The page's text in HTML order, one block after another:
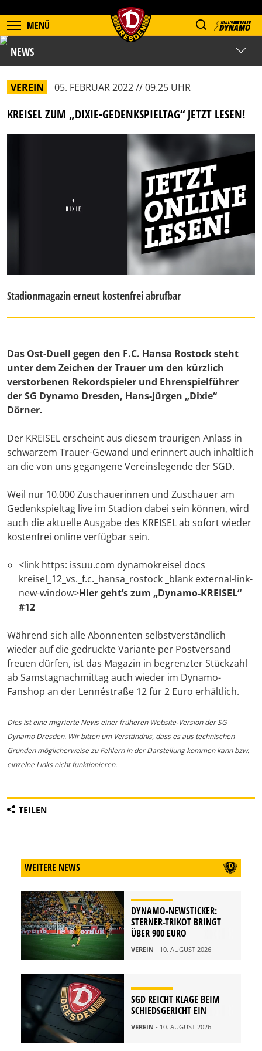
MENÜ
NEWS
VEREIN 05. FEBRUAR 2022 // 09.25 UHR
KREISEL ZUM „DIXIE-GEDENKSPIELTAG“ JETZT LESEN!
Stadionmagazin erneut kostenfrei abrufbar
Das Ost-Duell gegen den F.C. Hansa Rostock steht
unter dem Zeichen der Trauer um den kürzlich
verstorbenen Rekordspieler und Ehrenspielführer
der SG Dynamo Dresden, Hans-Jürgen „Dixie“
Dörner.
Der KREISEL erscheint aus diesem traurigen Anlass in
schwarzem Trauer-Gewand und erinnert auch inhaltlich
an die von uns gegangene Vereinslegende der SGD.
Weil nur 10.000 Zuschauerinnen und Zuschauer am
Gedenkspieltag live im Stadion dabei sein können, wird
auch die aktuelle Ausgabe des KREISEL ab sofort wieder
kostenfrei online verfügbar sein.
<link https: issuu.com dynamokreisel docs
kreisel_12_vs._f.c._hansa_rostock _blank external-link-
new-window>Hier geht’s zum „Dynamo-KREISEL“
#12
Während sich alle Abonnenten selbstverständlich
wieder auf die gedruckte Variante per Postversand
freuen dürfen, ist das Magazin in begrenzter Stückzahl
ab Samstagnachmittag auch wieder im Dynamo-
Fanshop an der Lennéstraße 12 für 2 Euro erhältlich.
Dies ist eine migrierte News einer früheren Website-Version der SG
Dynamo Dresden. Wir bitten um Verständnis, dass es aus technischen
Gründen möglicherweise zu Fehlern in der Darstellung kommen kann bzw.
einzelne Links nicht funktionieren.
TEILEN
WEITERE NEWS
DYNAMO-NEWSTICKER:
STERNER-TRIKOT BRINGT
ÜBER 900 EURO
VEREIN - 10. AUGUST 2026
SGD REICHT KLAGE BEIM
SCHIEDSGERICHT EIN
VEREIN - 10. AUGUST 2026